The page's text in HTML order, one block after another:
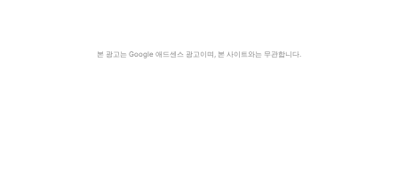
본 광고는 Google 애드센스 광고이며, 본 사이트와는 무관합니다.